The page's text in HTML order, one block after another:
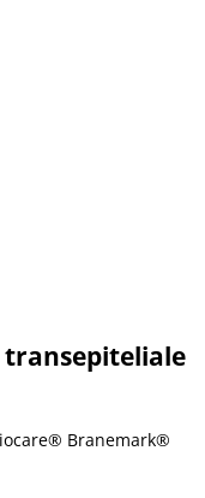
transepiteliale
Branemark®